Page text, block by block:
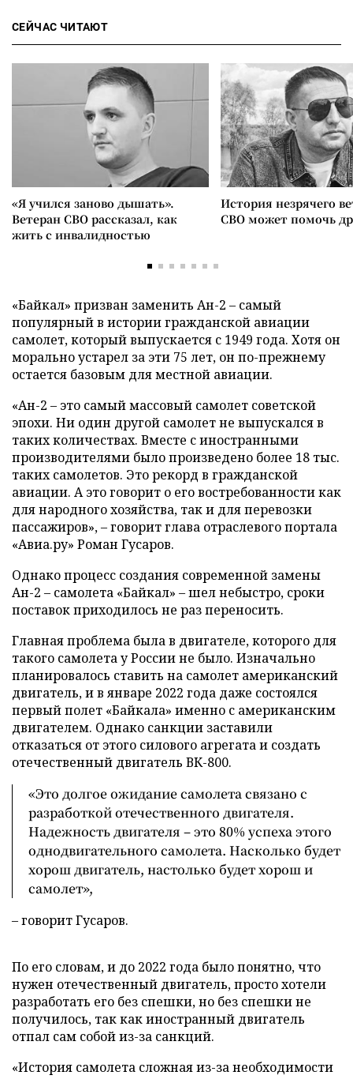
СЕЙЧАС ЧИТАЮТ
«Я учился заново дышать».
Ветеран СВО рассказал, как
жить с инвалидностью
История незрячего
СВО может помочь
«Байкал» призван заменить Ан-2 – самый
популярный в истории гражданской авиации
самолет, который выпускается с 1949 года. Хотя он
морально устарел за эти 75 лет, он по-прежнему
остается базовым для местной авиации.
«Ан-2 – это самый массовый самолет советской
эпохи. Ни один другой самолет не выпускался в
таких количествах. Вместе с иностранными
производителями было произведено более 18 тыс.
таких самолетов. Это рекорд в гражданской
авиации. А это говорит о его востребованности как
для народного хозяйства, так и для перевозки
пассажиров», – говорит глава отраслевого портала
«Авиа.ру» Роман Гусаров.
Однако процесс создания современной замены
Ан-2 – самолета «Байкал» – шел небыстро, сроки
поставок приходилось не раз переносить.
Главная проблема была в двигателе, которого для
такого самолета у России не было. Изначально
планировалось ставить на самолет американский
двигатель, и в январе 2022 года даже состоялся
первый полет «Байкала» именно с американским
двигателем. Однако санкции заставили
отказаться от этого силового агрегата и создать
отечественный двигатель ВК-800.
«Это долгое ожидание самолета связано с
разработкой отечественного двигателя.
Надежность двигателя – это 80% успеха этого
однодвигательного самолета. Насколько будет
хорош двигатель, настолько будет хорош и
самолет»,
– говорит Гусаров.
По его словам, и до 2022 года было понятно, что
нужен отечественный двигатель, просто хотели
разработать его без спешки, но без спешки не
получилось, так как иностранный двигатель
отпал сам собой из-за санкций.
«История самолета сложная из-за необходимости